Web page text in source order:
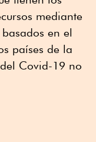
mediante
en el
países de la
Covid-19 no